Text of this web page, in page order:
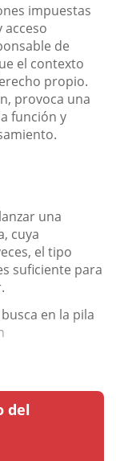
impuestas
acceso
de
el contexto
propio.
provoca una
función y
una
cuya
el tipo
suficiente para
en la pila
del